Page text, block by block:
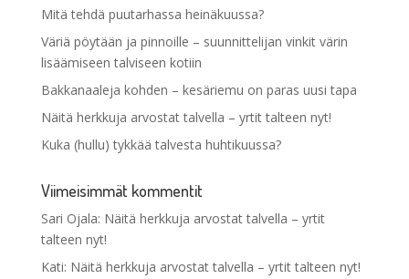
Mitä tehdä puutarhassa heinäkuussa?
Väriä pöytään ja pinnoille – suunnittelijan vinkit värin
lisäämiseen talviseen kotiin
Bakkanaaleja kohden – kesäriemu on paras uusi tapa
Näitä herkkuja arvostat talvella – yrtit talteen nyt!
Kuka (hullu) tykkää talvesta huhtikuussa?
Viimeisimmät kommentit
Sari Ojala: Näitä herkkuja arvostat talvella – yrtit
talteen nyt!
Kati: Näitä herkkuja arvostat talvella – yrtit talteen nyt!